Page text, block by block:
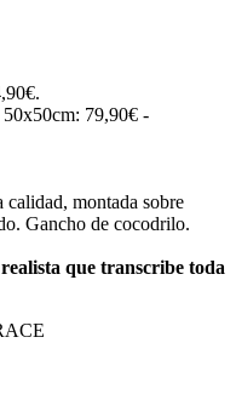
79,90€ -
montada sobre
Gancho de cocodrilo.
que transcribe toda